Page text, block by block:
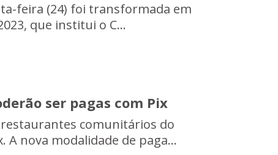
feira (24) foi transformada em
que institui o C...
ser pagas com Pix
restaurantes comunitários do
nova modalidade de paga...